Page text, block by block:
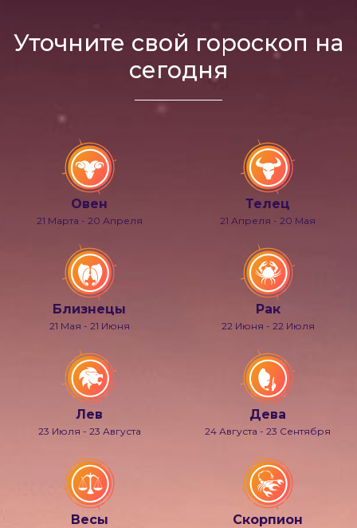
Уточните свой гороскоп на
сегодня
Овен
21 Марта - 20 Апреля
Телец
21 Апреля - 20 Мая
Близнецы
21 Мая - 21 Июня
Рак
22 Июня - 22 Июля
Лев
23 Июля - 23 Августа
Дева
24 Августа - 23 Сентября
Весы Скорпион